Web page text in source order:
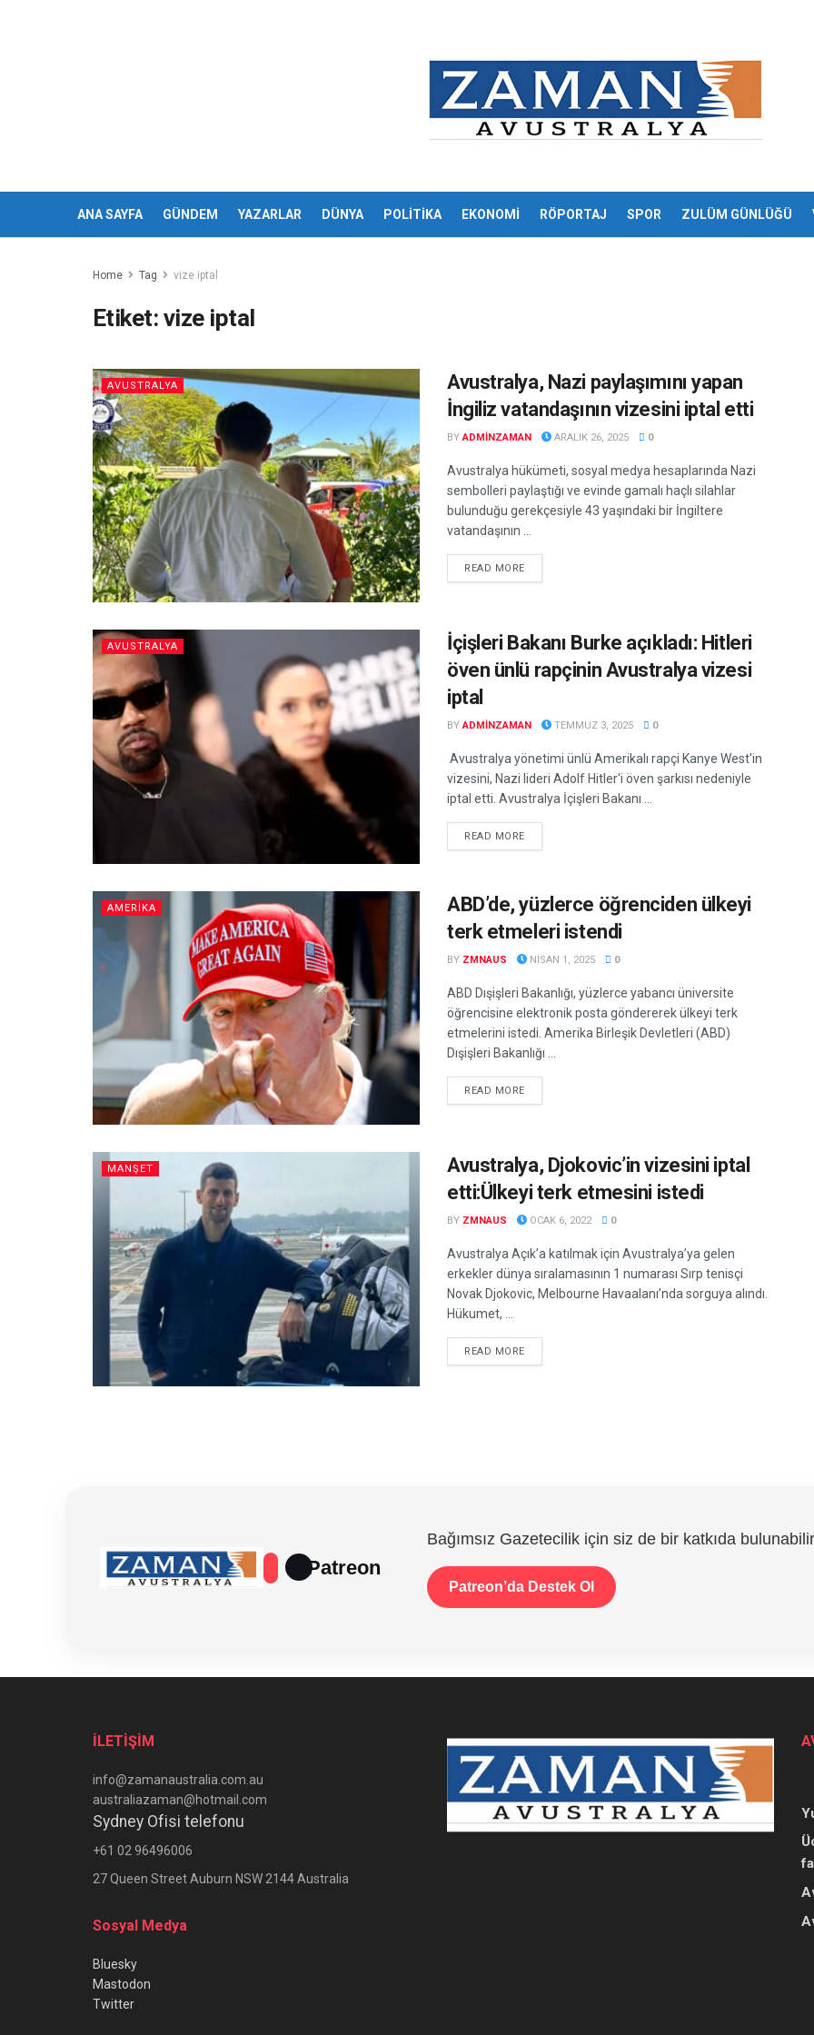
ANA SAYFA GÜNDEM YAZARLAR DÜNYA POLİTİKA EKONOMİ RÖPORTAJ SPOR ZULÜM GÜNLÜĞÜ
Home Tag vize iptal
Etiket: vize iptal
AVUSTRALYA
Avustralya, Nazi paylaşımını yapan
İngiliz vatandaşının vizesini iptal etti
BY ADMINZAMAN ARALIK 26, 2025 0
Avustralya hükümeti, sosyal medya hesaplarında Nazi
sembolleri paylaştığı ve evinde gamalı haçlı silahlar
bulunduğu gerekçesiyle 43 yaşındaki bir İngiltere
vatandaşının ...
READ MOREDETAILS
AVUSTRALYA
İçişleri Bakanı Burke açıkladı: Hitleri
öven ünlü rapçinin Avustralya vizesi
iptal
BY ADMINZAMAN TEMMUZ 3, 2025 0
Avustralya yönetimi ünlü Amerikalı rapçi Kanye West'in
vizesini, Nazi lideri Adolf Hitler'i öven şarkısı nedeniyle
iptal etti. Avustralya İçişleri Bakanı ...
READ MOREDETAILS
AMERİKA
ABD’de, yüzlerce öğrenciden ülkeyi
terk etmeleri istendi
BY ZMNAUS NISAN 1, 2025 0
ABD Dışişleri Bakanlığı, yüzlerce yabancı üniversite
öğrencisine elektronik posta göndererek ülkeyi terk
etmelerini istedi. Amerika Birleşik Devletleri (ABD)
Dışişleri Bakanlığı ...
READ MOREDETAILS
MANŞET
Avustralya, Djokovic’in vizesini iptal
etti:Ülkeyi terk etmesini istedi
BY ZMNAUS OCAK 6, 2022 0
Avustralya Açık’a katılmak için Avustralya’ya gelen
erkekler dünya sıralamasının 1 numarası Sırp tenisçi
Novak Djokovic, Melbourne Havaalanı’nda sorguya alındı.
Hükumet, ...
READ MOREDETAILS
Patreon
Bağımsız Gazetecilik için siz de bir katkıda
Patreon’da Destek Ol
İLETİŞİM
info@zamanaustralia.com.au
australiazaman@hotmail.com
Sydney Ofisi telefonu
+61 02 96496006
27 Queen Street Auburn NSW 2144 Australia
Sosyal Medya
Bluesky
Mastodon
Twitter